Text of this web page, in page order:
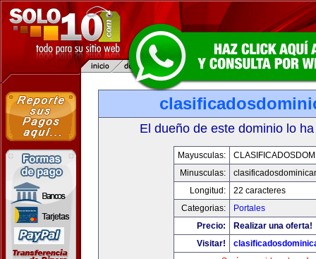
El dueño de este dominio lo
Mayusculas:
Minusculas:
Longitud:
22 caracteres
Categorias:
Portales
Precio:
Realizar una oferta!
Visitar!